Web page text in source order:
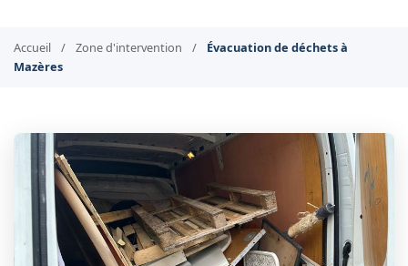
Accueil / Zone d'intervention /
Évacuation de déchets à
Mazères